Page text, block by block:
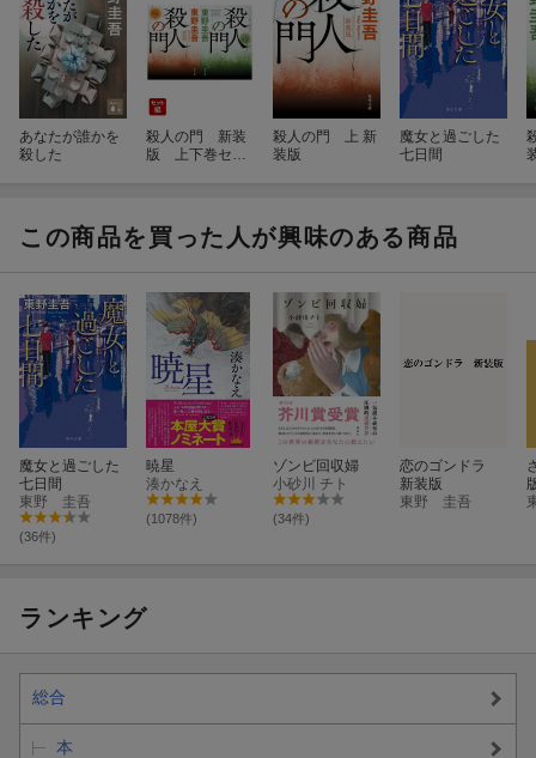
あなたが誰かを
殺した
殺人の門 新装
版 上下巻セッ
殺人の門 上 新
装版
魔女と過ごした
七日間
この商品を買った人が興味のある商品
魔女と過ごした
七日間
東野 圭吾
(36件)
暁星
湊かなえ
(1078件)
ゾンビ回収婦
小砂川 チト
(34件)
恋のゴンドラ
新装版
東野 圭吾
ランキング
総合
本